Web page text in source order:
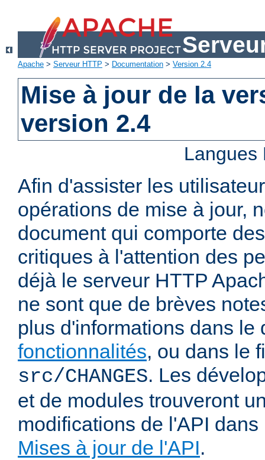
Apache > Serveur HTTP > Documentation > Version 2.4
Mise à jour de la
version 2.4
Afin d'assister les
opérations de mise à jour,
document qui comporte
critiques à l'attention des
déjà le serveur HTTP
ne sont que de brèves
plus d'informations dans
fonctionnalités, ou dans le
src/CHANGES. Les
et de modules trouveront
modifications de l'API
Mises à jour de l'API.